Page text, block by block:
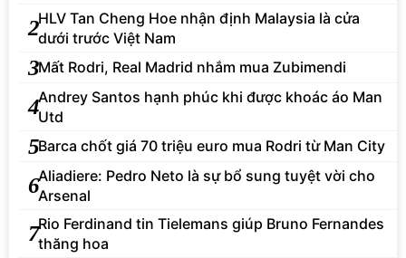
2HLV Tan Cheng Hoe nhận định Malaysia là cửa
dưới trước Việt Nam
3Mất Rodri, Real Madrid nhắm mua Zubimendi
4Andrey Santos hạnh phúc khi được khoác áo Man
Utd
5Barca chốt giá 70 triệu euro mua Rodri từ Man City
6Aliadiere: Pedro Neto là sự bổ sung tuyệt vời cho
Arsenal
7Rio Ferdinand tin Tielemans giúp Bruno Fernandes
thăng hoa